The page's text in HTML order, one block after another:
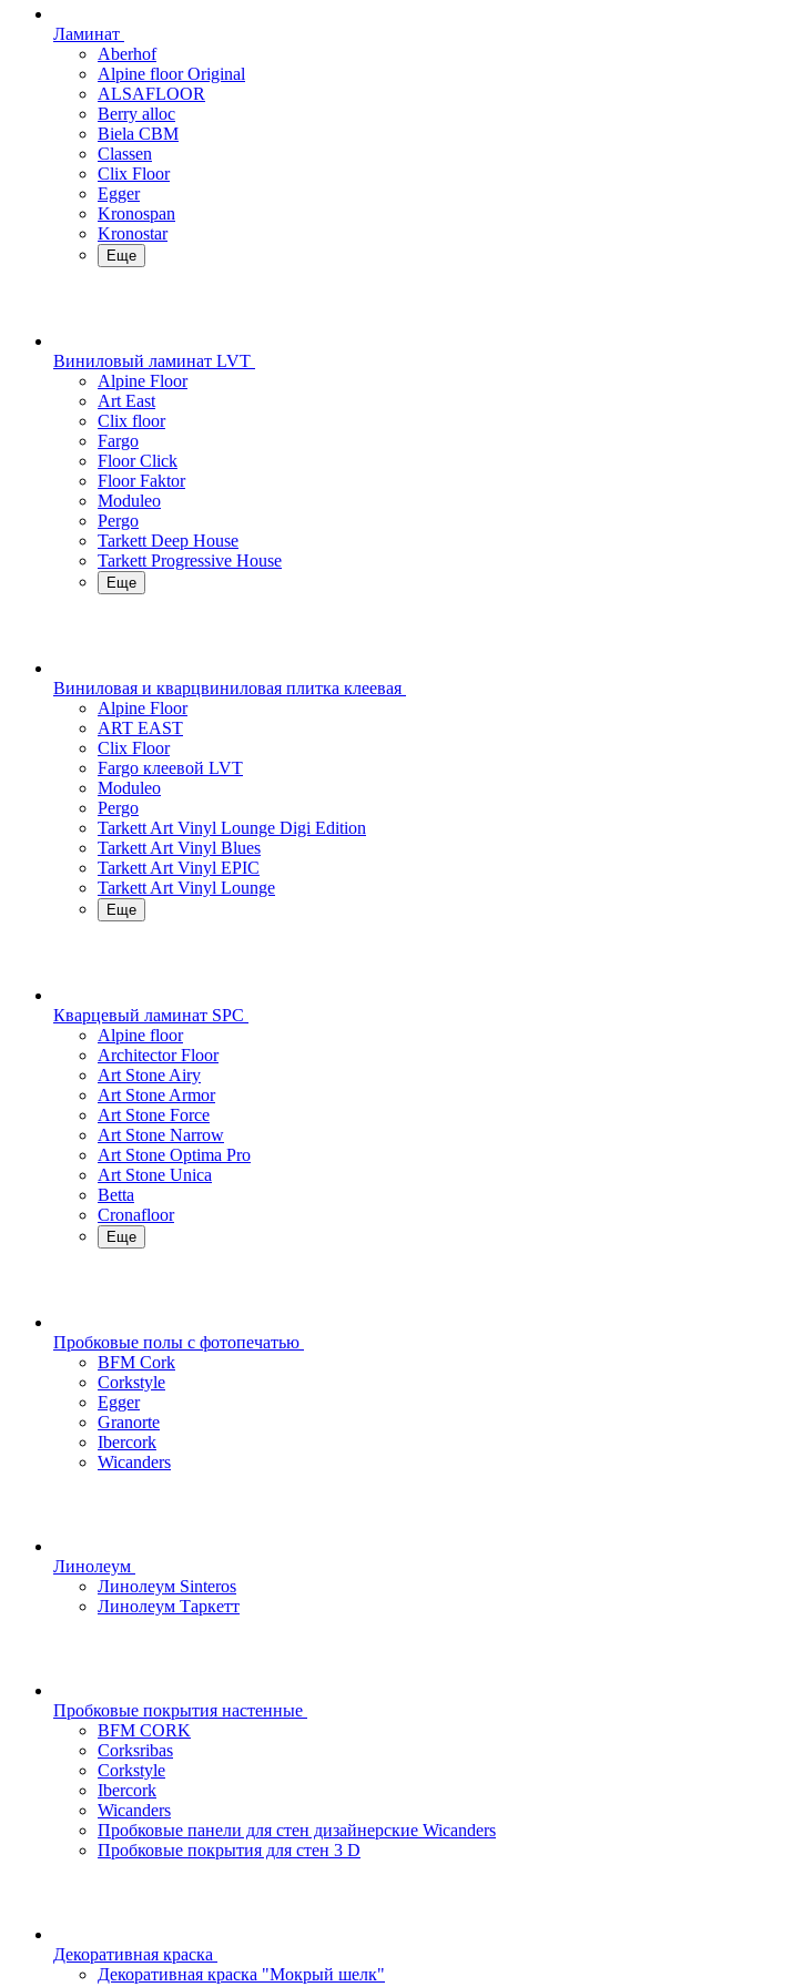
Ламинат
Aberhof
Alpine floor Original
ALSAFLOOR
Berry alloc
Biela CBM
Classen
Clix Floor
Egger
Kronospan
Kronostar
Еще
Виниловый ламинат LVT
Alpine Floor
Art East
Clix floor
Fargo
Floor Click
Floor Faktor
Moduleo
Pergo
Tarkett Deep House
Tarkett Progressive House
Еще
Виниловая и кварцвиниловая плитка клеевая
Alpine Floor
ART EAST
Clix Floor
Fargo клеевой LVT
Moduleo
Pergo
Tarkett Art Vinyl Lounge Digi Edition
Tarkett Art Vinyl Blues
Tarkett Art Vinyl EPIC
Tarkett Art Vinyl Lounge
Еще
Кварцевый ламинат SPC
Alpine floor
Architector Floor
Art Stone Airy
Art Stone Armor
Art Stone Force
Art Stone Narrow
Art Stone Optima Pro
Art Stone Unica
Betta
Cronafloor
Еще
Пробковые полы с фотопечатью
BFM Cork
Corkstyle
Egger
Granorte
Ibercork
Wicanders
Линолеум
Линолеум Sinteros
Линолеум Таркетт
Пробковые покрытия настенные
BFM CORK
Corksribas
Corkstyle
Ibercork
Wicanders
Пробковые панели для стен дизайнерские Wicanders
Пробковые покрытия для стен 3 D
Декоративная краска
Декоративная краска "Мокрый шелк"